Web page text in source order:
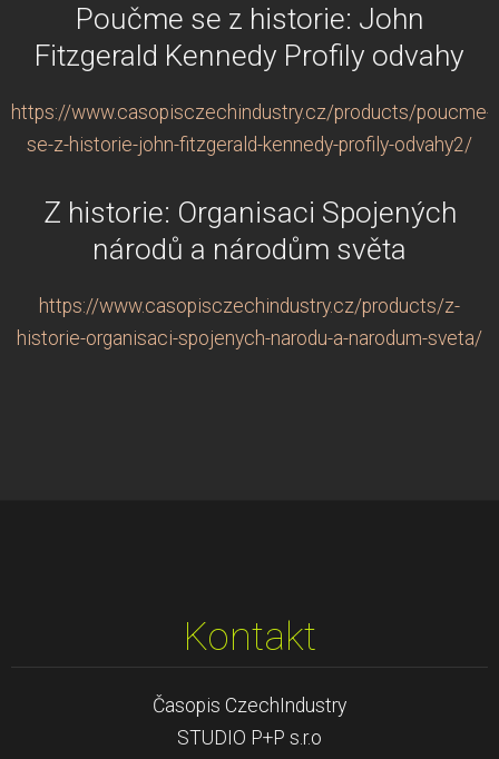
Poučme se z historie: John
Fitzgerald Kennedy Profily odvahy
https://www.casopisczechindustry.cz/products/poucme-
se-z-historie-john-fitzgerald-kennedy-profily-odvahy2/
Z historie: Organisaci Spojených
národů a národům světa
https://www.casopisczechindustry.cz/products/z-
historie-organisaci-spojenych-narodu-a-narodum-sveta/
Kontakt
Časopis CzechIndustry
STUDIO P+P s.r.o